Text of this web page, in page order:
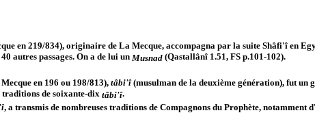
en 219/834), originaire de La Mecque, accompagna par la suite Shâfi'î en
autres passages. On a de lui un Musnad (Qastallânî 1.51, FS p.101-102).
en 196 ou 198/813), tâbi'î(musulman de la deuxième génération), fut un
de soixante-dix tâbi'î.
, a transmis de nombreuses traditions de Compagnons du Prophète,